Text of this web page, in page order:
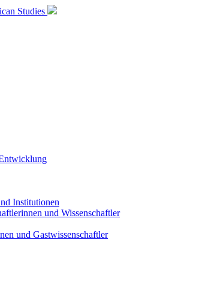
Studies
Institutionen
und Wissenschaftler
und Gastwissenschaftler